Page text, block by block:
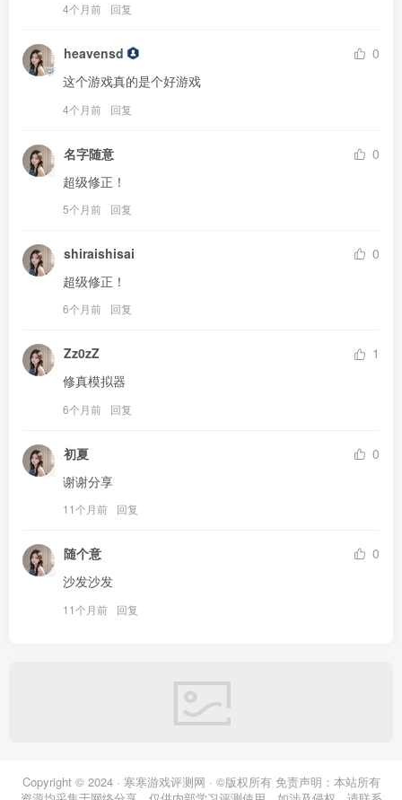
4个月前 回复
heavensd
0
这个游戏真的是个好游戏
4个月前 回复
名字随意
0
超级修正！
5个月前 回复
shiraishisai
0
超级修正！
6个月前 回复
Zz0zZ
1
修真模拟器
6个月前 回复
初夏
0
谢谢分享
11个月前 回复
随个意
0
沙发沙发
11个月前 回复
Copyright © 2024 · 寒寒游戏评测网 · ©版权所有 免责声明：本站所有